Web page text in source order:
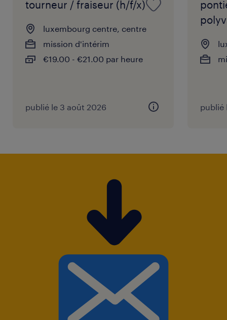
tourneur / fraiseur (h/f/x)
luxembourg centre, centre
mission d'intérim
€19.00 - €21.00 par heure
publié le 3 août 2026 publié